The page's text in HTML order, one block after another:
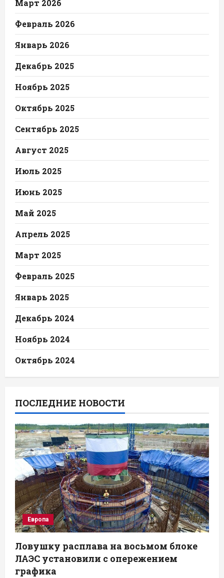
Март 2026
Февраль 2026
Январь 2026
Декабрь 2025
Ноябрь 2025
Октябрь 2025
Сентябрь 2025
Август 2025
Июль 2025
Июнь 2025
Май 2025
Апрель 2025
Март 2025
Февраль 2025
Январь 2025
Декабрь 2024
Ноябрь 2024
Октябрь 2024
ПОСЛЕДНИЕ НОВОСТИ
Европа
Ловушку расплава на восьмом блоке
ЛАЭС установили с опережением
графика